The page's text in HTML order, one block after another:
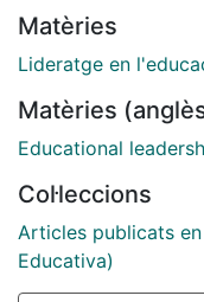
reflexiones. En este
personas que des-
continua.
Matèries
Lideratge en
Matèries
Educational
Col·leccions
Articles publicats
Educativa)